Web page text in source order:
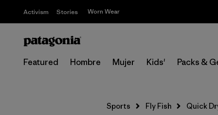
Activism Stories Worn Wear
Featured Hombre Mujer Kids' Packs &
Sports Fly Fish Quick